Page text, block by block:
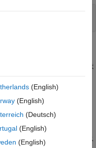
mxArray *pm);
スを返します。このクラスは
を識別します。たとえば、
合、mxGetClassName
と類似しています。
うに、mxGetClassID
はクラス
(English)
(English)
(Deutsch)
(English)
(English)